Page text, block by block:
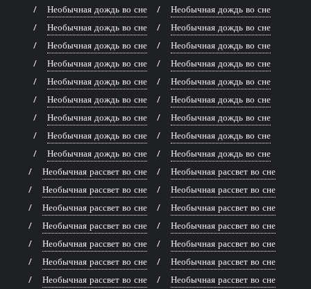
Необычная дождь во сне
Необычная дождь во сне
Необычная дождь во сне
Необычная дождь во сне
Необычная дождь во сне
Необычная дождь во сне
Необычная дождь во сне
Необычная дождь во сне
Необычная дождь во сне
Необычная дождь во сне
Необычная дождь во сне
Необычная дождь во сне
Необычная дождь во сне
Необычная дождь во сне
Необычная дождь во сне
Необычная дождь во сне
Необычная дождь во сне
Необычная дождь во сне
Необычная рассвет во сне
Необычная рассвет во сне
Необычная рассвет во сне
Необычная рассвет во сне
Необычная рассвет во сне
Необычная рассвет во сне
Необычная рассвет во сне
Необычная рассвет во сне
Необычная рассвет во сне
Необычная рассвет во сне
Необычная рассвет во сне
Необычная рассвет во сне
Необычная рассвет во сне
Необычная рассвет во сне